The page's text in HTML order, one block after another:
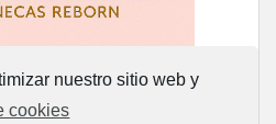
nuestro sitio web y
cookies